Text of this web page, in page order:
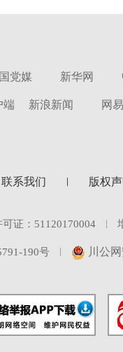
党媒 新华网
端 新浪新闻 网
联系我们 版权
证：51120170004
190号 川公